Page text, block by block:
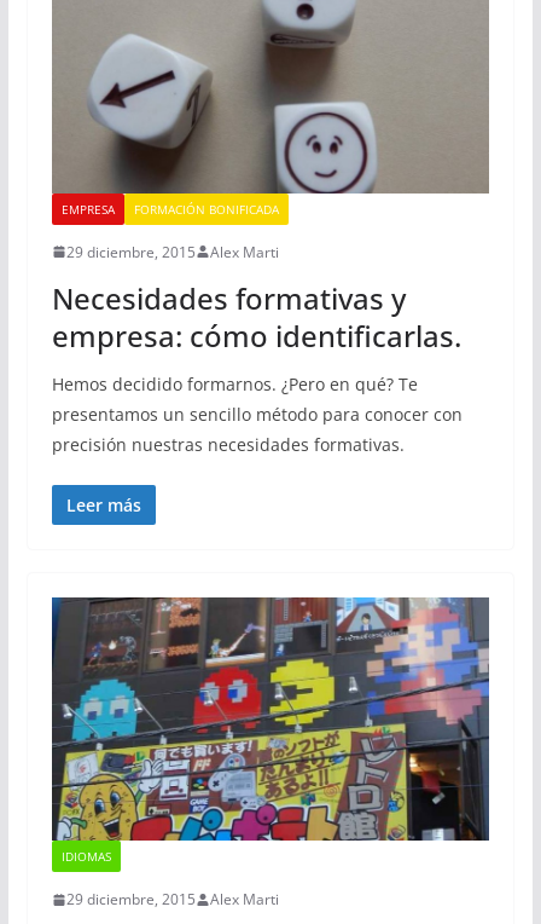
EMPRESA FORMACIÓN BONIFICADA
29 diciembre, 2015 Alex Marti
Necesidades formativas y
empresa: cómo identificarlas.
Hemos decidido formarnos. ¿Pero en qué? Te
presentamos un sencillo método para conocer con
precisión nuestras necesidades formativas.
Leer más
IDIOMAS
29 diciembre, 2015 Alex Marti